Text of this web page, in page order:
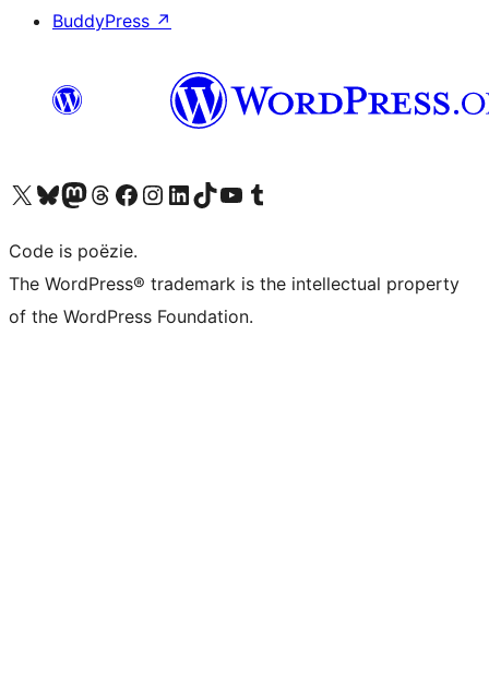
BuddyPress ↗
Bezoek ons X (voorheen Twitter) account
Bezoek ons Bluesky account
Bezoek ons Mastodon account
Bezoek ons Threads account
Onze Facebook pagina bezoeken
Bezoek ons Instagram account
Bezoek ons LinkedIn account
Bezoek ons TikTok account
Bezoek ons YouTube kanaalBezoek ons Tumblr account
Code is poëzie.
The WordPress® trademark is the intellectual property
of the WordPress Foundation.